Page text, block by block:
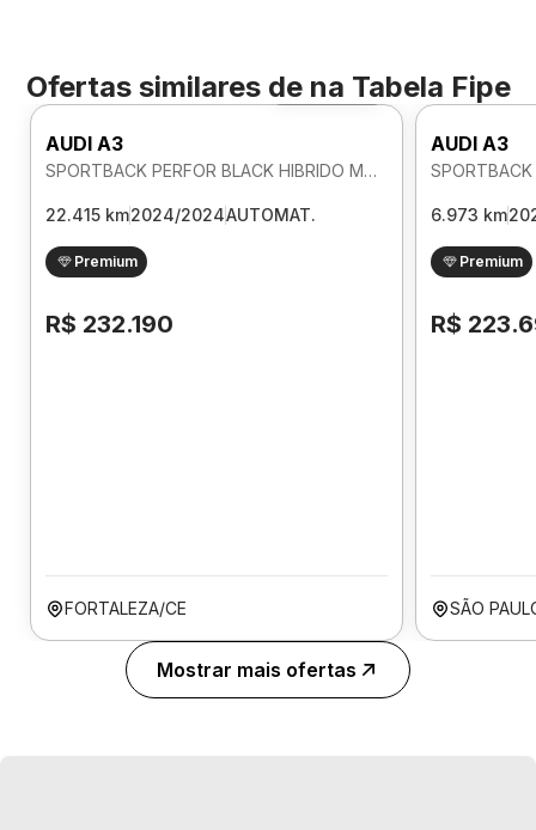
Ofertas similares de na Tabela Fipe
Foto 360º
AUDI A3
SPORTBACK PERFOR BLACK HIBRIDO MHEV 2.0 AUTOMATICO
22.415 km2024/2024AUTOMAT.
Premium
R$ 232.190
FORTALEZA/CE
AUDI A3
6.973 km
Premium
R$
SÃO
Mostrar mais ofertas